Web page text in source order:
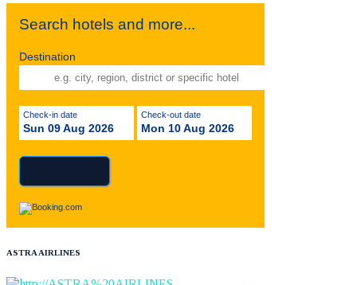
Search hotels and more...
Destination
Check-in date
Sun 09 Aug 2026
Check-out date
Mon 10 Aug 2026
ASTRA AIRLINES